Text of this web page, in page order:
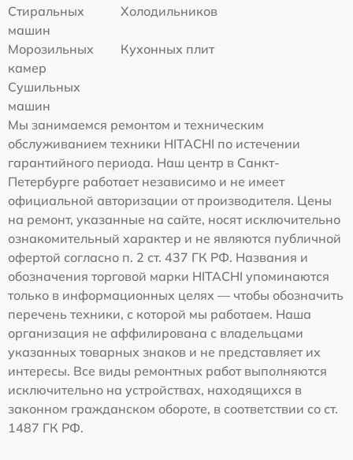
Стиральных
машин
Холодильников
Морозильных
камер
Кухонных плит
Сушильных
машин
Мы занимаемся ремонтом и техническим
обслуживанием техники HITACHI по истечении
гарантийного периода. Наш центр в Санкт-
Петербурге работает независимо и не имеет
официальной авторизации от производителя. Цены
на ремонт, указанные на сайте, носят исключительно
ознакомительный характер и не являются публичной
офертой согласно п. 2 ст. 437 ГК РФ. Названия и
обозначения торговой марки HITACHI упоминаются
только в информационных целях — чтобы обозначить
перечень техники, с которой мы работаем. Наша
организация не аффилирована с владельцами
указанных товарных знаков и не представляет их
интересы. Все виды ремонтных работ выполняются
исключительно на устройствах, находящихся в
законном гражданском обороте, в соответствии со ст.
1487 ГК РФ.